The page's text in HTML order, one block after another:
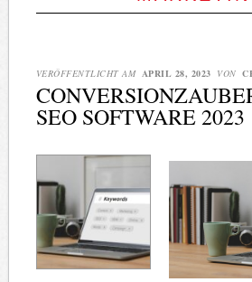
VERÖFFENTLICHT AM APRIL 28, 2023 VON
SEO SOFTWARE 2023